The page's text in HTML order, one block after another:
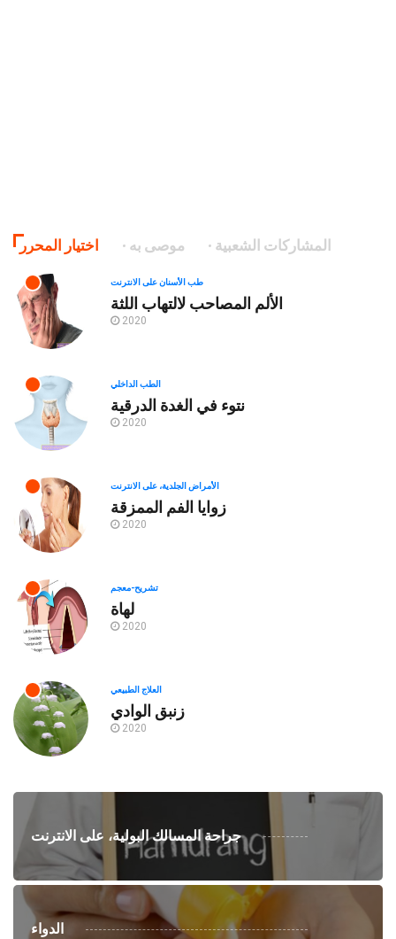
اختيار المحرر موصى به المشاركات الشعبية
طب الأسنان على الانترنت
الألم المصاحب لالتهاب اللثة
2020
الطب الداخلي
نتوء في الغدة الدرقية
2020
الأمراض الجلدية، على الانترنت
زوايا الفم الممزقة
2020
تشريح-معجم
لهاة
2020
العلاج الطبيعي
زنبق الوادي
2020
جراحة المسالك البولية، على الانترنت
الدواء